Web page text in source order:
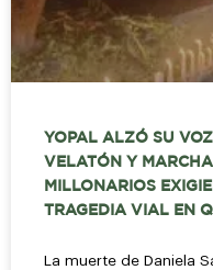
YOPAL ALZÓ SU
VELATÓN Y
MILLONARIOS
TRAGEDIA VIAL EN
La muerte de Daniela